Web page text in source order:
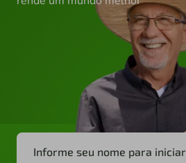
Informe seu nome para iniciar